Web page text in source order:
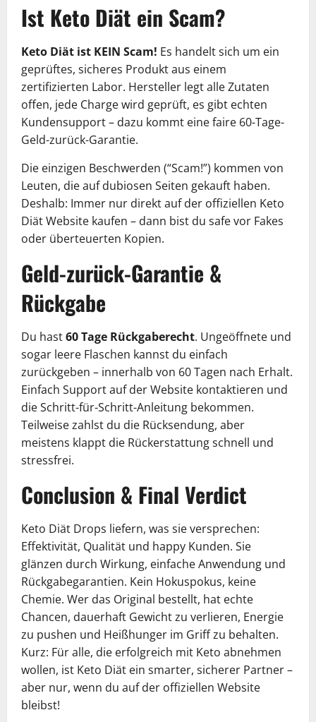
Ist Keto Diät ein Scam?
Keto Diät ist KEIN Scam! Es handelt sich um ein
geprüftes, sicheres Produkt aus einem
zertifizierten Labor. Hersteller legt alle Zutaten
offen, jede Charge wird geprüft, es gibt echten
Kundensupport – dazu kommt eine faire 60-Tage-
Geld-zurück-Garantie.
Die einzigen Beschwerden (“Scam!”) kommen von
Leuten, die auf dubiosen Seiten gekauft haben.
Deshalb: Immer nur direkt auf der offiziellen Keto
Diät Website kaufen – dann bist du safe vor Fakes
oder überteuerten Kopien.
Geld-zurück-Garantie &
Rückgabe
Du hast60 Tage Rückgaberecht. Ungeöffnete und
sogar leere Flaschen kannst du einfach
zurückgeben – innerhalb von 60 Tagen nach Erhalt.
Einfach Support auf der Website kontaktieren und
die Schritt-für-Schritt-Anleitung bekommen.
Teilweise zahlst du die Rücksendung, aber
meistens klappt die Rückerstattung schnell und
stressfrei.
Conclusion & Final Verdict
Keto Diät Drops liefern, was sie versprechen:
Effektivität, Qualität und happy Kunden. Sie
glänzen durch Wirkung, einfache Anwendung und
Rückgabegarantien. Kein Hokuspokus, keine
Chemie. Wer das Original bestellt, hat echte
Chancen, dauerhaft Gewicht zu verlieren, Energie
zu pushen und Heißhunger im Griff zu behalten.
Kurz: Für alle, die erfolgreich mit Keto abnehmen
wollen, ist Keto Diät ein smarter, sicherer Partner –
aber nur, wenn du auf der offiziellen Website
bleibst!